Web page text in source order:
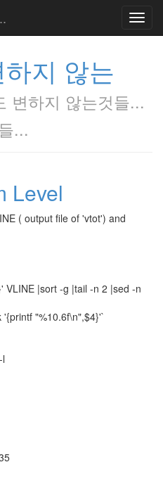
지 않는
변하지 않는것들...
...
Level
( output file of 'vtot') and
VLINE |sort -g |tail -n 2 |sed -n
"%10.6f\n",$4}'`
l